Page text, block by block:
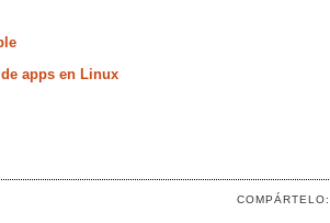
apps en Linux
COMPÁRTELO: